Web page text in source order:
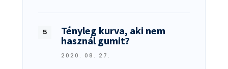
Tényleg kurva, aki nem
használ gumit?
2020. 08. 27.